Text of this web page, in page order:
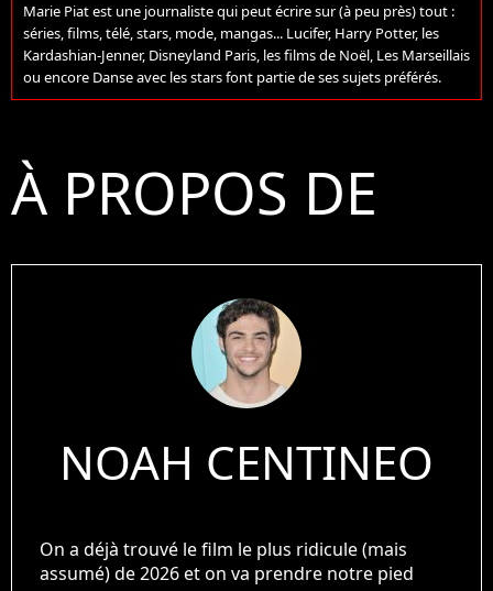
Marie Piat est une journaliste qui peut écrire sur (à peu près) tout :
séries, films, télé, stars, mode, mangas... Lucifer, Harry Potter, les
Kardashian-Jenner, Disneyland Paris, les films de Noël, Les Marseillais
ou encore Danse avec les stars font partie de ses sujets préférés.
À PROPOS DE
NOAH CENTINEO
On a déjà trouvé le film le plus ridicule (mais
assumé) de 2026 et on va prendre notre pied